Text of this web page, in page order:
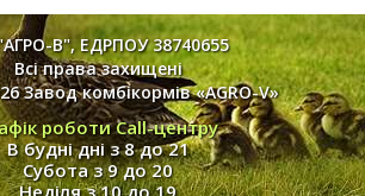
В", ЕДРПОУ 38740655
Всі права захищені
Завод комбікормів «AGRO-V»
роботи Call-центру
В будні дні з 8 до 21
Субота з 9 до 20